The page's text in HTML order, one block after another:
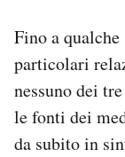
Fino a
particolari
nessuno dei
le fonti dei
da subito in